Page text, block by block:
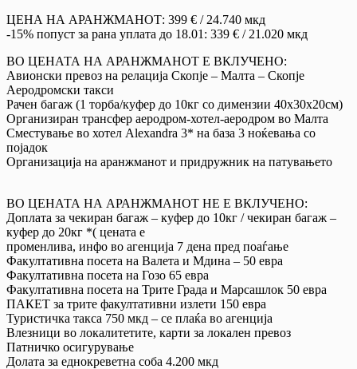
ЦЕНА НА АРАНЖМАНОТ: 399 € / 24.740 мкд
-15% попуст за ранa уплатa до 18.01: 339 € / 21.020 мкд
ВО ЦЕНАТА НА АРАНЖМАНОТ Е ВКЛУЧЕНО:
Авионски превоз на релација Скопје – Малта – Скопје
Аеродромски такси
Рачен багаж (1 торба/куфер до 10кг со димензии 40х30х20см)
Организиран трансфер аеродром-хотел-аеродром во Малта
Сместување во хотел Alexandra 3* на база 3 ноќевања со
појадок
Организација на аранжманот и придружник на патувањето
ВО ЦЕНАТА НА АРАНЖМАНОТ НЕ Е ВКЛУЧЕНО:
Доплата за чекиран багаж – куфер до 10кг / чекиран багаж –
куфер до 20кг *( цената е
променлива, инфо во агенција 7 дена пред поаѓање
Факултативна посета на Валета и Мдина – 50 евра
Факултативна посета на Гозо 65 евра
Факултативна посета на Трите Града и Марсашлок 50 евра
ПАКЕТ за трите факултативни излети 150 евра
Туристичка такса 750 мкд – се плаќа во агенција
Влезници во локалитетите, карти за локален превоз
Патничко осигурување
Долата за еднокреветна соба 4.200 мкд